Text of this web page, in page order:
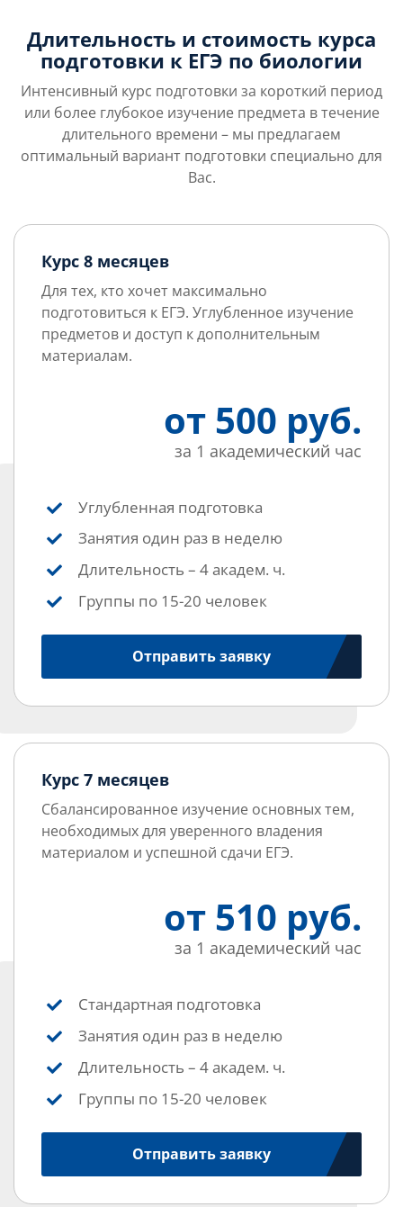
Длительность и стоимость курса
подготовки к ЕГЭ по биологии
Интенсивный курс подготовки за короткий период
или более глубокое изучение предмета в течение
длительного времени – мы предлагаем
оптимальный вариант подготовки специально для
Вас.
Курс 8 месяцев
Для тех, кто хочет максимально
подготовиться к ЕГЭ. Углубленное изучение
предметов и доступ к дополнительным
материалам.
от 500 руб.
за 1 академический час
Углубленная подготовка
Занятия один раз в неделю
Длительность – 4 академ. ч.
Группы по 15-20 человек
Отправить заявку
Курс 7 месяцев
Сбалансированное изучение основных тем,
необходимых для уверенного владения
материалом и успешной сдачи ЕГЭ.
от 510 руб.
за 1 академический час
Стандартная подготовка
Занятия один раз в неделю
Длительность – 4 академ. ч.
Группы по 15-20 человек
Отправить заявку